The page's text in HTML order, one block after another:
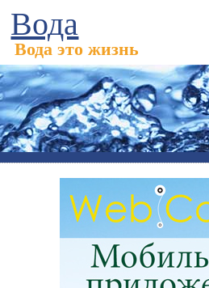
Вода
Вода это жизнь